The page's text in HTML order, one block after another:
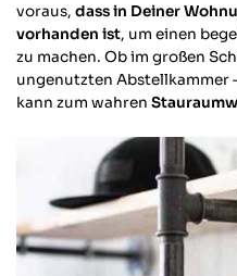
voraus, dass in Deiner
vorhanden ist, um einen
zu machen. Ob im großen
ungenutzten Abstellkammer
kann zum wahren